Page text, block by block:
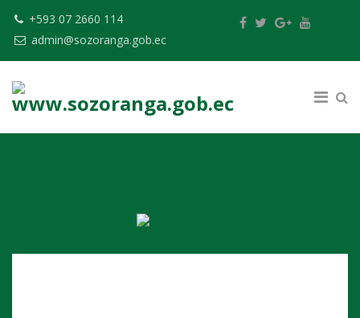
+593 07 2660 114
admin@sozoranga.gob.ec